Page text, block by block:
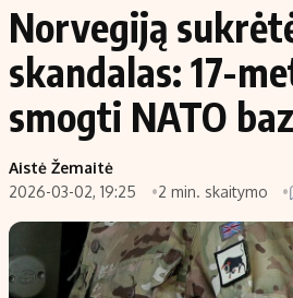
Norvegiją
skandalas: 17-
smogti NATO
Aistė Žemaitė
2026-03-02, 19:25
2 min. skaitymo